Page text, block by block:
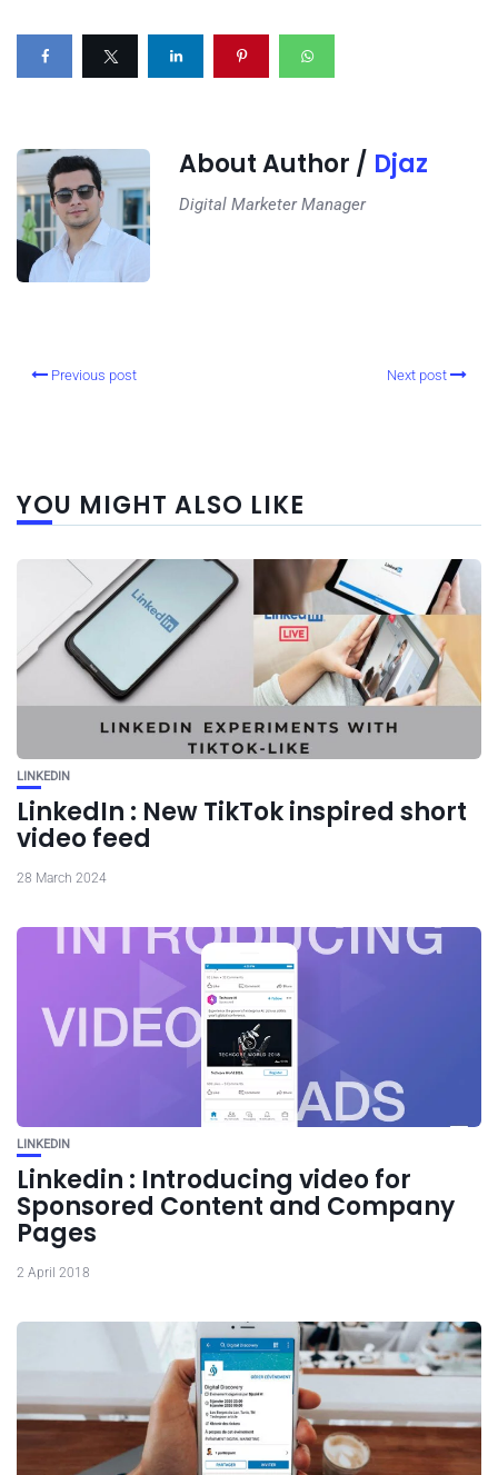
About Author / Djaz
Digital Marketer Manager
Previous post Next post
YOU MIGHT ALSO LIKE
LINKEDIN
LinkedIn : New TikTok inspired short
video feed
28 March 2024
LINKEDIN
Linkedin : Introducing video for
Sponsored Content and Company
Pages
2 April 2018